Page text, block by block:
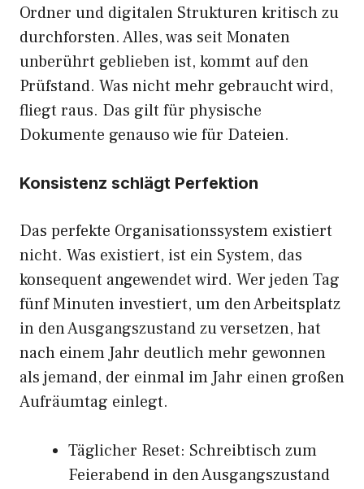
Ordner und digitalen Strukturen kritisch zu
durchforsten. Alles, was seit Monaten
unberührt geblieben ist, kommt auf den
Prüfstand. Was nicht mehr gebraucht wird,
fliegt raus. Das gilt für physische
Dokumente genauso wie für Dateien.
Konsistenz schlägt Perfektion
Das perfekte Organisationssystem existiert
nicht. Was existiert, ist ein System, das
konsequent angewendet wird. Wer jeden Tag
fünf Minuten investiert, um den Arbeitsplatz
in den Ausgangszustand zu versetzen, hat
nach einem Jahr deutlich mehr gewonnen
als jemand, der einmal im Jahr einen großen
Aufräumtag einlegt.
Täglicher Reset: Schreibtisch zum
Feierabend in den Ausgangszustand